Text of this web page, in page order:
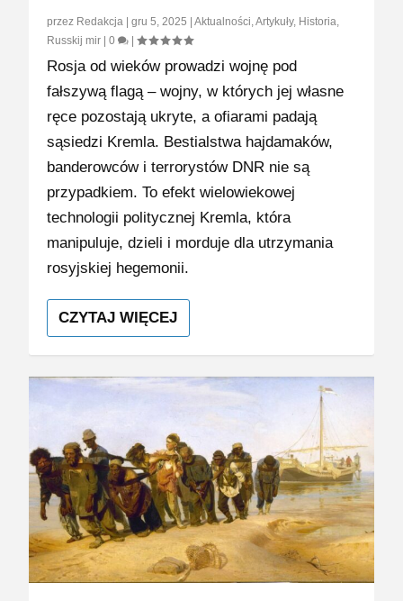
przez Redakcja |gru 5, 2025 |Aktualności ,Artykuły, Historia
Russkij mir |0 |
Rosja od wieków prowadzi wojnę pod
fałszywą flagą – wojny, w których jej własne
ręce pozostają ukryte, a ofiarami padają
sąsiedzi Kremla. Bestialstwa hajdamaków,
banderowców i terrorystów DNR nie są
przypadkiem. To efekt wielowiekowej
technologii politycznej Kremla, która
manipuluje, dzieli i morduje dla utrzymania
rosyjskiej hegemonii.
CZYTAJ WIĘCEJ